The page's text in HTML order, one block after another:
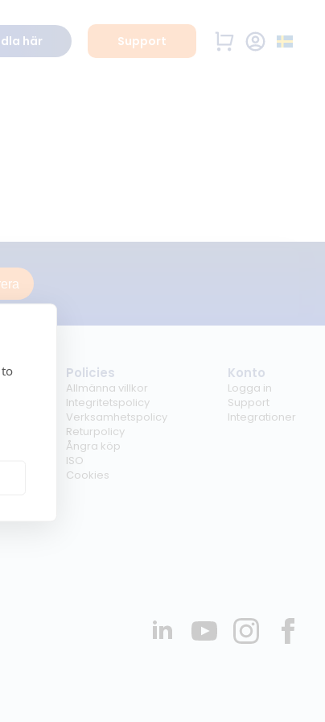
här Support
Policies
Allmänna villkor
Integritetspolicy
Verksamhetspolicy
Returpolicy
Ångra köp
ISO
Cookies
Konto
Logga in
Support
Integrationer